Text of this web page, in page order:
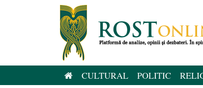
CULTURAL POLITIC